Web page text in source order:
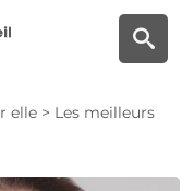
elle > Les meilleurs